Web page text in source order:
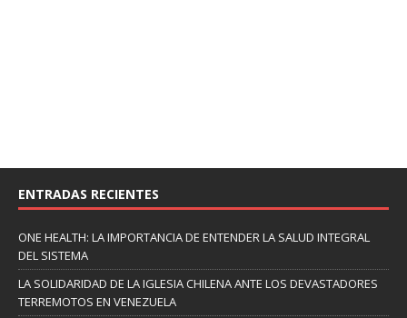
ENTRADAS RECIENTES
ONE HEALTH: LA IMPORTANCIA DE ENTENDER LA SALUD INTEGRAL
DEL SISTEMA
LA SOLIDARIDAD DE LA IGLESIA CHILENA ANTE LOS DEVASTADORES
TERREMOTOS EN VENEZUELA